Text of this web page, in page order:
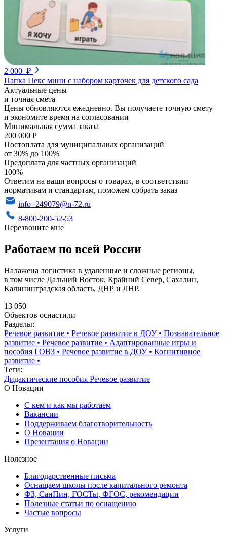
2 000 ₽
Папка Пекс мини с набором карточек для детского сада
Актуальные цены
и точная смета
Цены обновляются ежедневно. Вы получаете точную смету
и экономите время на согласовании
Минимальная сумма заказа
200 000 Р
Постоплата для муниципальных организаций
от 30% до 100%
Предоплата для частных организаций
100%
Ответим на ваши вопросы о товарах, в соответствии
нормативам и стандартам, поможем собрать заказ
info+249079@n-72.ru
8-800-200-52-53
Перезвоните мне
Работаем по всей России
Налажена логистика в удаленные и сложные регионы,
в том числе Дальний Восток, Крайний Север, Сахалин,
Калининградская область, ДНР и ЛНР.
13 050
Объектов оснастили
Разделы:
Речевое развитие • Речевое развитие в ДОУ• Познавательное
развитие • Речевое развитие • Адаптированные игры и
пособия I ОВЗ • Речевое развитие в ДОУ• Когнитивное
развитие •
Теги:
Дидактические пособия Речевое развитие
О Новации
С кем и как мы работаем
Вакансии
Поддерживаем благотворительность
О Новации
Презентация о Новации
Полезное
Благодарственные письма
Оснащаем школы после капитального ремонта
ФЗ, СанПин, ГОСТы, ФГОС, рекомендации
Полезные статьи по оснащению
Частые вопросы
Услуги